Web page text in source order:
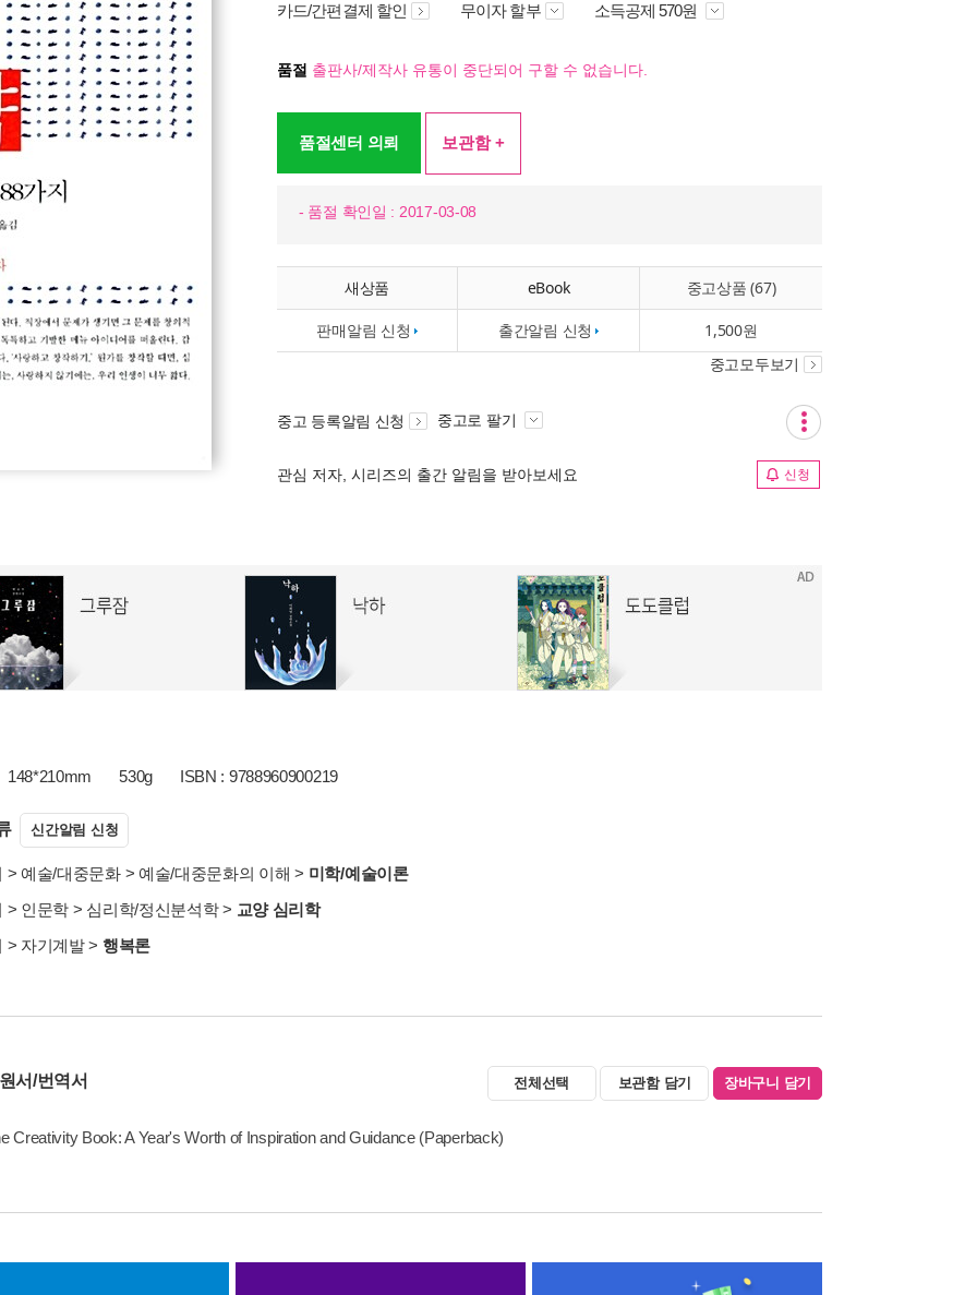
카드/간편결제 할인 무이자 할부 소득공제 570원
품절 출판사/제작사 유통이 중단되어 구할 수 없습니다.
품절센터 의뢰 보관함 +
- 품절 확인일 : 2017-03-08
새상품 eBook 중고상품 (67)
판매알림 신청 출간알림 신청 1,500원
중고모두보기
중고 등록알림 신청 중고로 팔기
관심 저자, 시리즈의 출간 알림을 받아보세요 신청
148*210mm 530g ISBN : 9788960900219
신간알림 신청
> 예술/대중문화> 예술/대중문화의 이해 > 미학/예술이론
> 인문학 > 심리학/정신분석학> 교양 심리학
> 자기계발> 행복론
서/번역서 전체선택 보관함 담기 장바구니 담기
Creativity Book: A Year's Worth of Inspiration and Guidance (Paperback)